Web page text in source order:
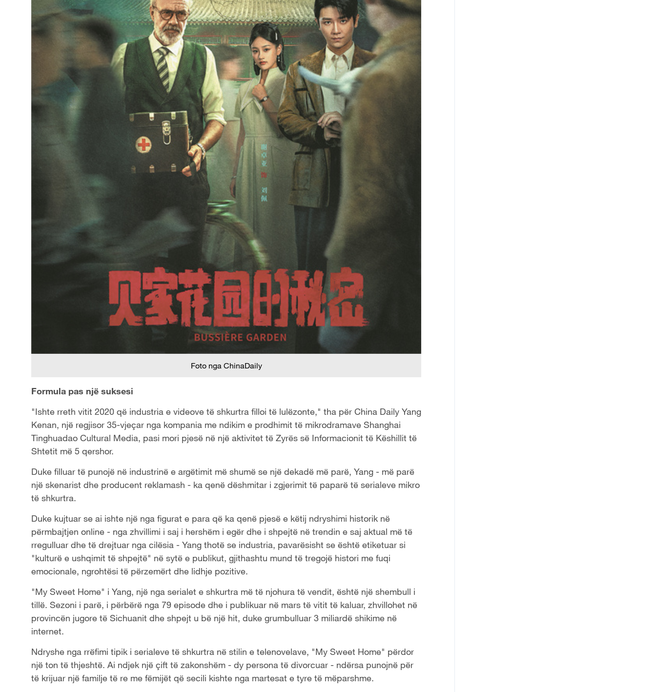
Foto nga ChinaDaily
Formula pas një suksesi
"Ishte rreth vitit 2020 që industria e videove të shkurtra filloi të lulëzonte," tha për China Daily Yang
Kenan, një regjisor 35-vjeçar nga kompania me ndikim e prodhimit të mikrodramave Shanghai
Tinghuadao Cultural Media, pasi mori pjesë në një aktivitet të Zyrës së Informacionit të Këshillit të
Shtetit më 5 qershor.
Duke filluar të punojë në industrinë e argëtimit më shumë se një dekadë më parë, Yang - më parë
një skenarist dhe producent reklamash - ka qenë dëshmitar i zgjerimit të paparë të serialeve mikro
të shkurtra.
Duke kujtuar se ai ishte një nga figurat e para që ka qenë pjesë e këtij ndryshimi historik në
përmbajtjen online - nga zhvillimi i saj i hershëm i egër dhe i shpejtë në trendin e saj aktual më të
rregulluar dhe të drejtuar nga cilësia - Yang thotë se industria, pavarësisht se është etiketuar si
"kulturë e ushqimit të shpejtë" në sytë e publikut, gjithashtu mund të tregojë histori me fuqi
emocionale, ngrohtësi të përzemërt dhe lidhje pozitive.
"My Sweet Home" i Yang, një nga serialet e shkurtra më të njohura të vendit, është një shembull i
tillë. Sezoni i parë, i përbërë nga 79 episode dhe i publikuar në mars të vitit të kaluar, zhvillohet në
provincën jugore të Sichuanit dhe shpejt u bë një hit, duke grumbulluar 3 miliardë shikime në
internet.
Ndryshe nga rrëfimi tipik i serialeve të shkurtra në stilin e telenovelave, "My Sweet Home" përdor
një ton të thjeshtë. Ai ndjek një çift të zakonshëm - dy persona të divorcuar - ndërsa punojnë për
të krijuar një familje të re me fëmijët që secili kishte nga martesat e tyre të mëparshme.